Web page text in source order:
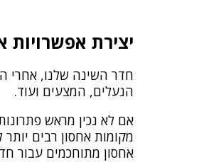
יצירת אפשרויות
חדר השינה שלנו, אחרי
הנעלים, המצעים ועוד.
אם לא נכין מראש
מקומות אחסון רבים
אחסון מתוחכמים עבור